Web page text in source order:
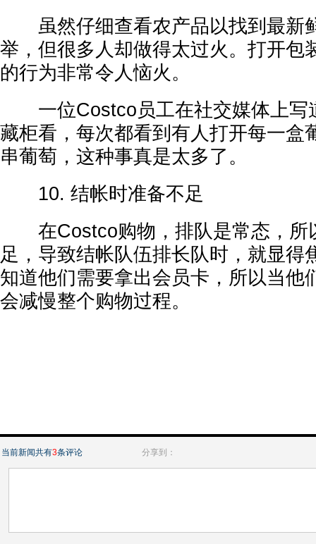
虽然仔细查看农产品以找到最新
举，但很多人却做得太过火。打开包
的行为非常令人恼火。
一位Costco员工在社交媒体上写
藏柜看，每次都看到有人打开每一盒
串葡萄，这种事真是太多了。
10. 结帐时准备不足
在Costco购物，排队是常态，所
足，导致结帐队伍排长队时，就显得
知道他们需要拿出会员卡，所以当他
会减慢整个购物过程。
当前新闻共有3条评论 分享到：